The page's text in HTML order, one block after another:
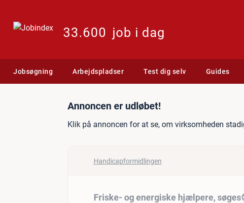
33.600 job i dag
Jobsøgning Arbejdspladser Test dig selv Guides
Jobannonce: Friske- og
Annoncen er udløbet!
Klik på annoncen for at se, om virksomheden
Handicapformidlingen
Friske- og energiske hjælpere,